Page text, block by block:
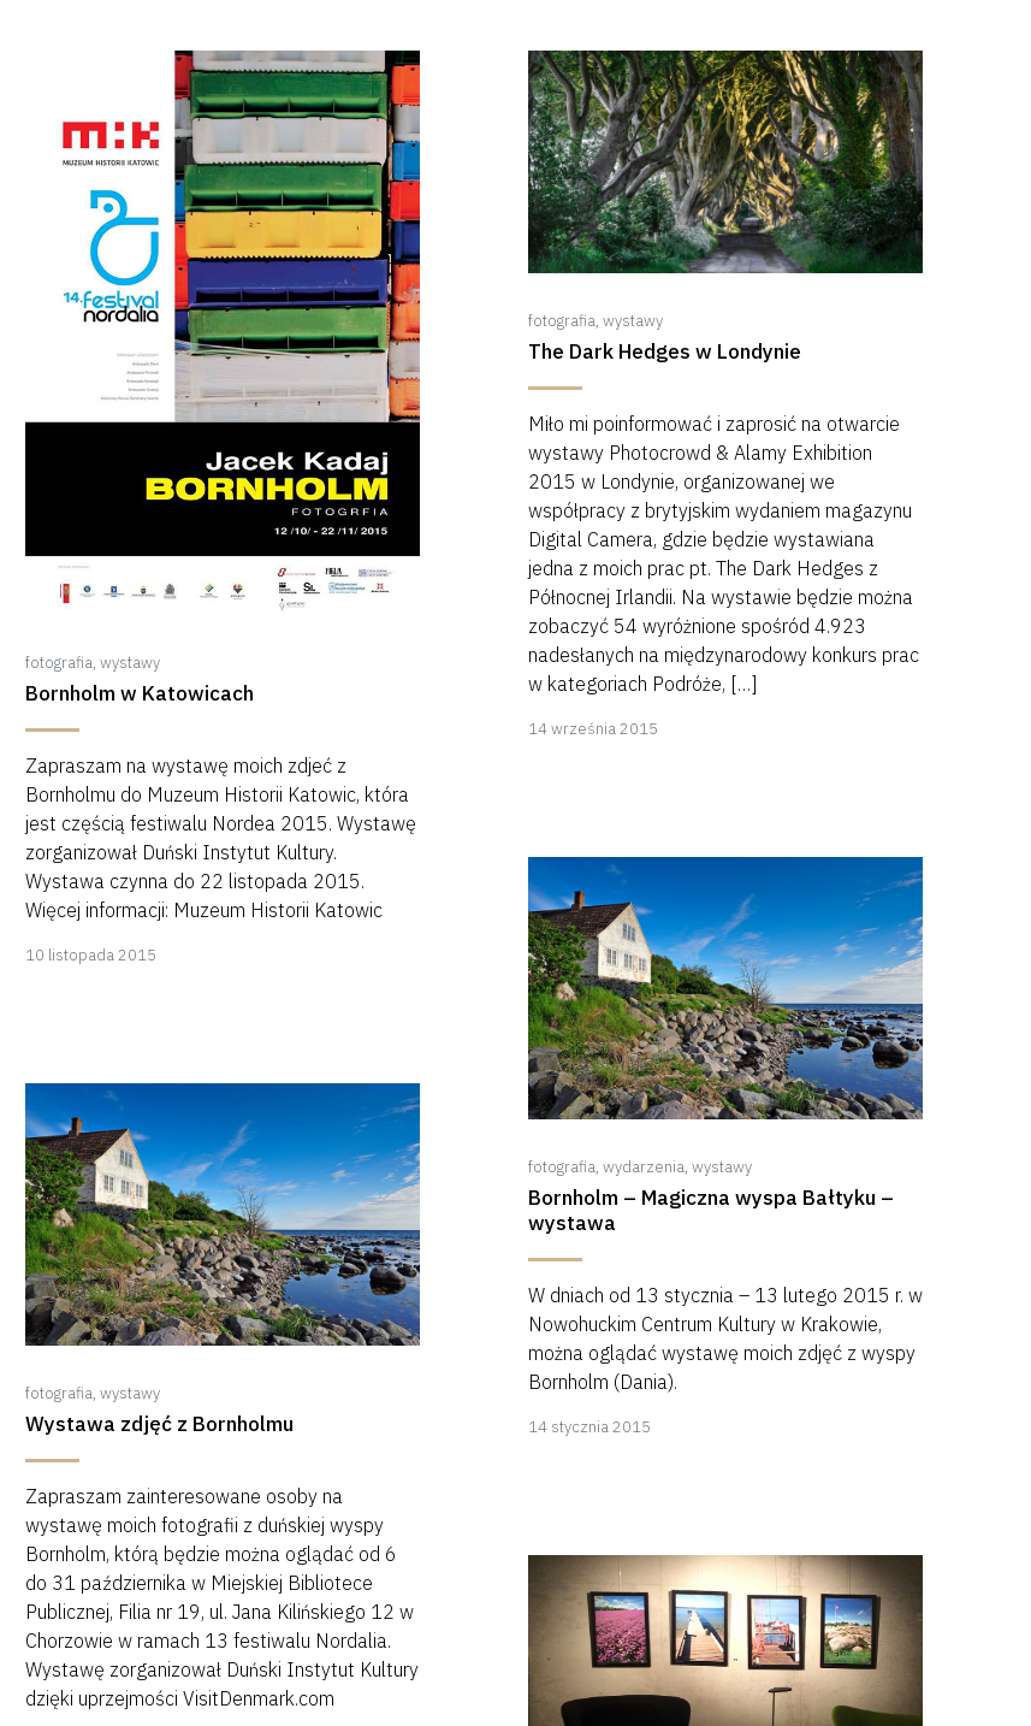
fotografia, wystawy
Bornholm w Katowicach
Zapraszam na wystawę moich zdjeć z
Bornholmu do Muzeum Historii Katowic, która
jest częścią festiwalu Nordea 2015. Wystawę
zorganizował Duński Instytut Kultury.
Wystawa czynna do 22 listopada 2015.
Więcej informacji: Muzeum Historii Katowic
10 listopada 2015
fotografia, wystawy
The Dark Hedges w Londynie
Miło mi poinformować i zaprosić na otwarcie
wystawy Photocrowd & Alamy Exhibition
2015 w Londynie, organizowanej we
współpracy z brytyjskim wydaniem magazynu
Digital Camera, gdzie będzie wystawiana
jedna z moich prac pt. The Dark Hedges z
Północnej Irlandii. Na wystawie będzie można
zobaczyć 54 wyróżnione spośród 4.923
nadesłanych na międzynarodowy konkurs prac
w kategoriach Podróże, […]
14 września 2015
fotografia, wydarzenia, wystawy
Bornholm – Magiczna wyspa Bałtyku –
wystawa
W dniach od 13 stycznia – 13 lutego 2015 r. w
Nowohuckim Centrum Kultury w Krakowie,
można oglądać wystawę moich zdjęć z wyspy
Bornholm (Dania).
14 stycznia 2015
fotografia, wystawy
Wystawa zdjęć z Bornholmu
Zapraszam zainteresowane osoby na
wystawę moich fotografii z duńskiej wyspy
Bornholm, którą będzie można oglądać od 6
do 31 października w Miejskiej Bibliotece
Publicznej, Filia nr 19, ul. Jana Kilińskiego 12 w
Chorzowie w ramach 13 festiwalu Nordalia.
Wystawę zorganizował Duński Instytut Kultury
dzięki uprzejmości VisitDenmark.com